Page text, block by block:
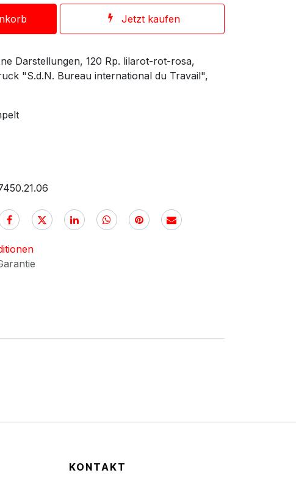
Jetzt kaufen
Darstellungen, 120 Rp. lilarot-rot-rosa,
"S.d.N. Bureau international du Travail",
KONTAKT